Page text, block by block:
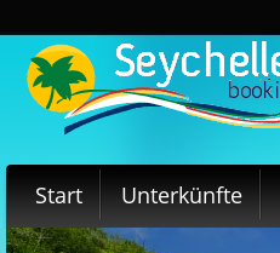
Start Unterkünfte